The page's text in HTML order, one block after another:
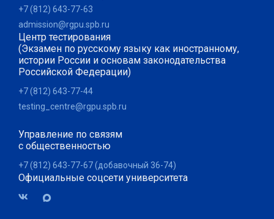
+7 (812) 643-77-63
admission@rgpu.spb.ru
Центр тестирования
(Экзамен по русскому языку как иностранному,
истории России и основам законодательства
Российской Федерации)
+7 (812) 643-77-44
testing_centre@rgpu.spb.ru
Управление по связям
с общественностью
+7 (812) 643-77-67 (добавочный 36-74)
Официальные соцсети университета